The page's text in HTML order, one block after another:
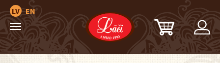
LV EN